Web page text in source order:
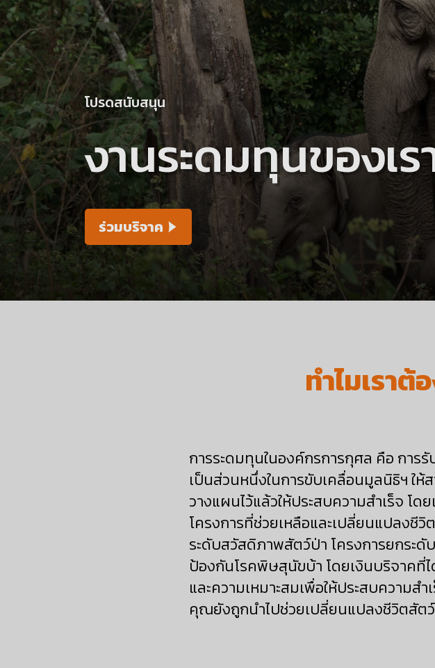
งานระดมทุนของเร
โปรดสนับสนุน
ร่วมบริจาค
ทำไมเราต้
การระดมทุนในองค์กรการกุศล คือ กา
เป็นส่วนหนึ่งในการขับเคลื่อนมูลนิธิฯ ให้
วางแผนไว้แล้วให้ประสบความสำเร็จ โ
โครงการที่ช่วยเหลือและเปลี่ยนแปลงชี
ระดับสวัสดิภาพสัตว์ป่า โครงการยกระ
ป้องกันโรคพิษสุนัขบ้า โดยเงินบริจาคที่
และความเหมาะสมเพื่อให้ประสบความส
คุณยังถูกนำไปช่วยเปลี่ยนแปลงชีวิตสัต